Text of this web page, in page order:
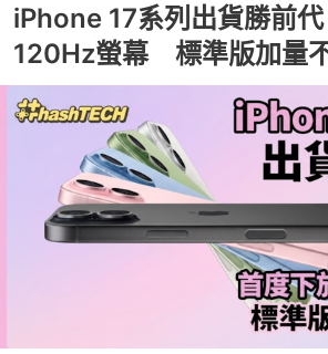
iPhone 17系列出貨勝前
120Hz螢幕 標準版加量